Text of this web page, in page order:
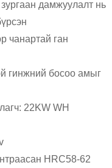
дамжуулалт нь
чанартай ган
гинжний босоо амыг
22KW WH
HRC58-62